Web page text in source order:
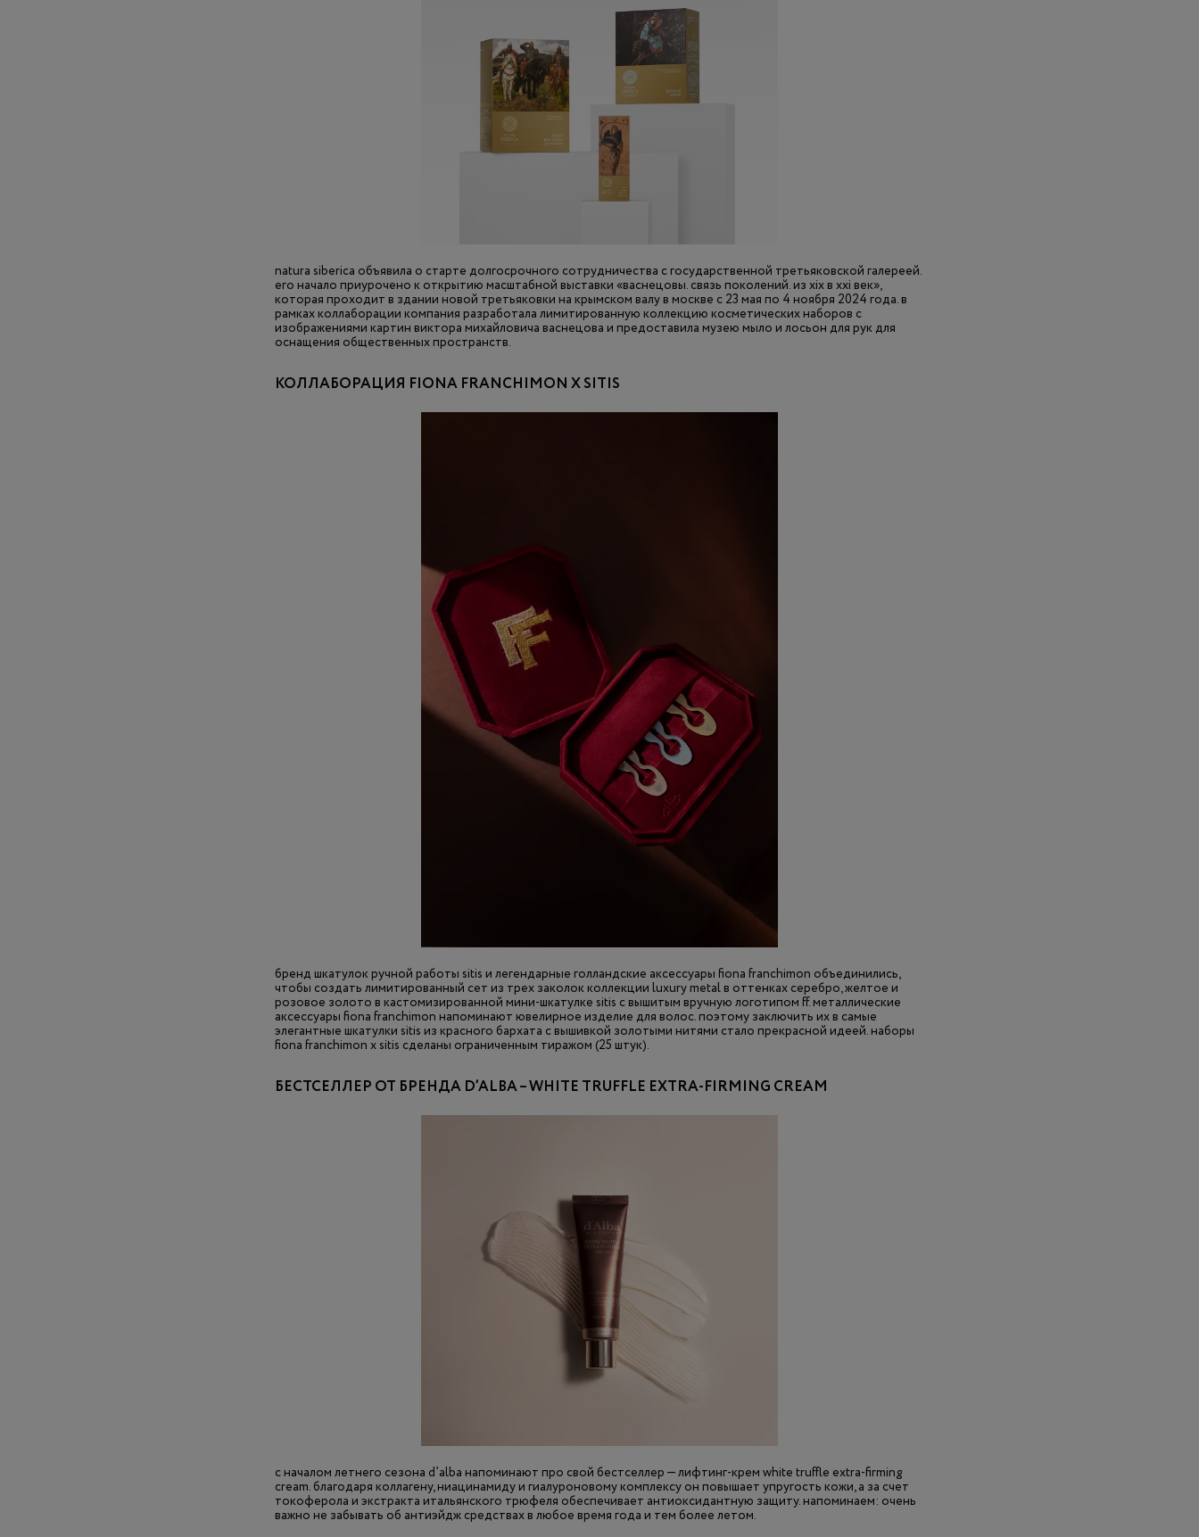
natura siberica объявила о старте долгосрочного сотрудничества с государственной третьяковской галереей.
его начало приурочено к открытию масштабной выставки «васнецовы. связь поколений. из xix в xxi век»,
которая проходит в здании новой третьяковки на крымском валу в москве с 23 мая по 4 ноября 2024 года. в
рамках коллаборации компания разработала лимитированную коллекцию косметических наборов с
изображениями картин виктора михайловича васнецова и предоставила музею мыло и лосьон для рук для
оснащения общественных пространств.
КОЛЛАБОРАЦИЯ FIONA FRANCHIMON Х SITIS
бренд шкатулок ручной работы sitis и легендарные голландские аксессуары fiona franchimon объединились,
чтобы создать лимитированный сет из трех заколок коллекции luxury metal в оттенках серебро, желтое и
розовое золото в кастомизированной мини-шкатулке sitis с вышитым вручную логотипом ff. металлические
аксессуары fiona franchimon напоминают ювелирное изделие для волос. поэтому заключить их в самые
элегантные шкатулки sitis из красного бархата с вышивкой золотыми нитями стало прекрасной идеей. наборы
fiona franchimon х sitis сделаны ограниченным тиражом (25 штук).
БЕСТСЕЛЛЕР ОТ БРЕНДА D’ALBA – WHITE TRUFFLE EXTRA-FIRMING CREAM
с началом летнего сезона d’alba напоминают про свой бестселлер — лифтинг-крем white truffle extra-firming
cream. благодаря коллагену, ниацинамиду и гиалуроновому комплексу он повышает упругость кожи, а за счет
токоферола и экстракта итальянского трюфеля обеспечивает антиоксидантную защиту. напоминаем: очень
важно не забывать об антиэйдж средствах в любое время года и тем более летом.